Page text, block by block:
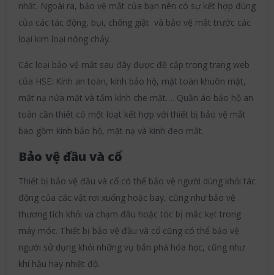
nhất. Ngoài ra, bảo vệ mắt của bạn nên có sự kết hợp đúng
của các tác động, bụi, chống giật và bảo vệ mắt trước các
loại kim loại nóng chảy.
Các loại bảo vệ mắt sau đây được đề cập trong trang web
của HSE: Kính an toàn, kính bảo hộ, mặt toàn khuôn mặt,
mặt nạ nửa mặt và tấm kính che mặt…. Quần áo bảo hộ an
toàn cần thiết có một loạt kết hợp với thiết bị bảo vệ mắt
bao gồm kính bảo hộ, mặt nạ và kính đeo mắt.
Bảo vệ đầu và cổ
Thiết bị bảo vệ đầu và cổ có thể bảo vệ người dùng khỏi tác
động của các vật rơi xuống hoặc bay, cũng như bảo vệ
thương tích khỏi va chạm đầu hoặc tóc bị mắc kẹt trong
máy móc. Thiết bị bảo vệ đầu và cổ cũng có thể bảo vệ
người sử dụng khỏi những vụ bắn phá hóa học, cũng như
khí hậu hay nhiệt độ.